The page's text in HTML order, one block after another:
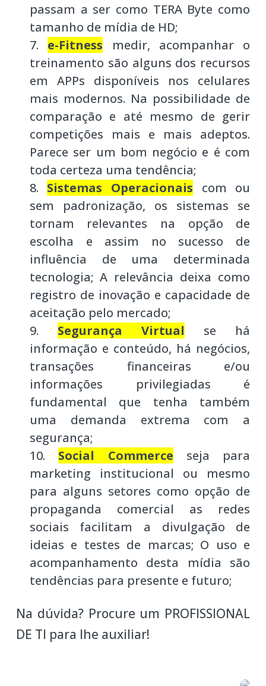
passam a ser como TERA Byte como
tamanho de mídia de HD;
e-Fitness medir, acompanhar o
treinamento são alguns dos recursos
em APPs disponíveis nos celulares
mais modernos. Na possibilidade de
comparação e até mesmo de gerir
competições mais e mais adeptos.
Parece ser um bom negócio e é com
toda certeza uma tendência;
Sistemas Operacionais com ou
sem padronização, os sistemas se
tornam relevantes na opção de
escolha e assim no sucesso de
influência de uma determinada
tecnologia; A relevância deixa como
registro de inovação e capacidade de
aceitação pelo mercado;
Segurança Virtual se há
informação e conteúdo, há negócios,
transações financeiras e/ou
informações privilegiadas é
fundamental que tenha também
uma demanda extrema com a
segurança;
Social Commerce seja para
marketing institucional ou mesmo
para alguns setores como opção de
propaganda comercial as redes
sociais facilitam a divulgação de
ideias e testes de marcas; O uso e
acompanhamento desta mídia são
tendências para presente e futuro;
Na dúvida? Procure um PROFISSIONAL
DE TI para lhe auxiliar!